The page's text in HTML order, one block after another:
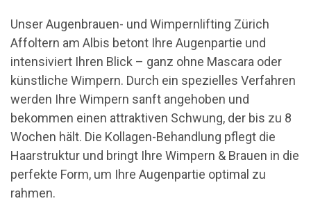
Unser Augenbrauen- und Wimpernlifting Zürich
Affoltern am Albis betont Ihre Augenpartie und
intensiviert Ihren Blick – ganz ohne Mascara oder
künstliche Wimpern. Durch ein spezielles Verfahren
werden Ihre Wimpern sanft angehoben und
bekommen einen attraktiven Schwung, der bis zu 8
Wochen hält. Die Kollagen-Behandlung pflegt die
Haarstruktur und bringt Ihre Wimpern & Brauen in die
perfekte Form, um Ihre Augenpartie optimal zu
rahmen.